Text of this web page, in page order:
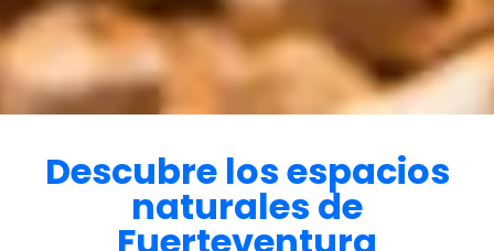
Descubre los espacios
naturales de